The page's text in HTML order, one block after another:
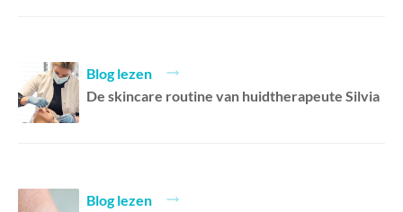
Blog lezen
De skincare routine van huidtherapeute Silvia
Blog lezen